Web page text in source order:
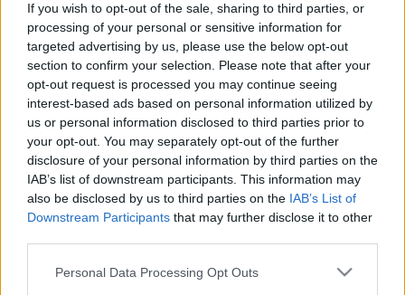
If you wish to opt-out of the sale, sharing to third parties, or
processing of your personal or sensitive information for
targeted advertising by us, please use the below opt-out
section to confirm your selection. Please note that after your
opt-out request is processed you may continue seeing
interest-based ads based on personal information utilized by
us or personal information disclosed to third parties prior to
your opt-out. You may separately opt-out of the further
disclosure of your personal information by third parties on the
IAB’s list of downstream participants. This information may
also be disclosed by us to third parties on the IAB’s List of
Downstream Participants that may further disclose it to other
Please note that this website/app uses one or more Google
Personal Data Processing Opt Outs
(LATO KLODIAN / EUROKINISSI)
Προσθέστε το ΕΘΝΟΣ στη Google
και η κίνηση στους δρόμους.